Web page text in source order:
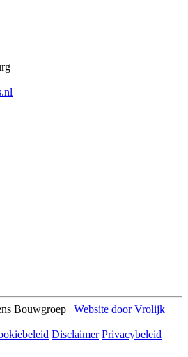
Bouwgroep | Website door Vrolijk
Disclaimer Privacybeleid